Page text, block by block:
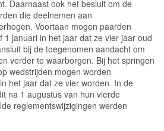
Daarnaast ook het besluit om de
die deelnemen aan
Voortaan mogen paarden
1 januari in het jaar dat ze vier jaar oud
bij de toegenomen aandacht om
verder te waarborgen. Bij het springen
wedstrijden mogen worden
het jaar dat ze vier worden. In de
na 1 augustus van hun vierde
reglementswijzigingen werden